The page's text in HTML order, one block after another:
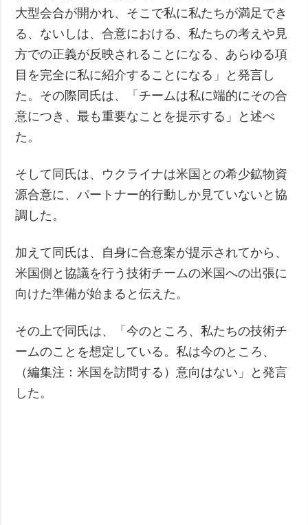
大型会合が開かれ、そこで私に私たちが満足でき
る、ないしは、合意における、私たちの考えや見
方での正義が反映されることになる、あらゆる項
目を完全に私に紹介することになる」と発言し
た。その際同氏は、「チームは私に端的にその合
意につき、最も重要なことを提示する」と述べ
た。
そして同氏は、ウクライナは米国との希少鉱物資
源合意に、パートナー的行動しか見ていないと協
調した。
加えて同氏は、自身に合意案が提示されてから、
米国側と協議を行う技術チームの米国への出張に
向けた準備が始まると伝えた。
その上で同氏は、「今のところ、私たちの技術チ
ームのことを想定している。私は今のところ、
（編集注：米国を訪問する）意向はない」と発言
した。